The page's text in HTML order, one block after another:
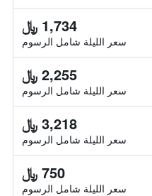
1,734 ﷼
سعر الليلة شامل الرسوم
2,255 ﷼
سعر الليلة شامل الرسوم
3,218 ﷼
سعر الليلة شامل الرسوم
750 ﷼
سعر الليلة شامل الرسوم